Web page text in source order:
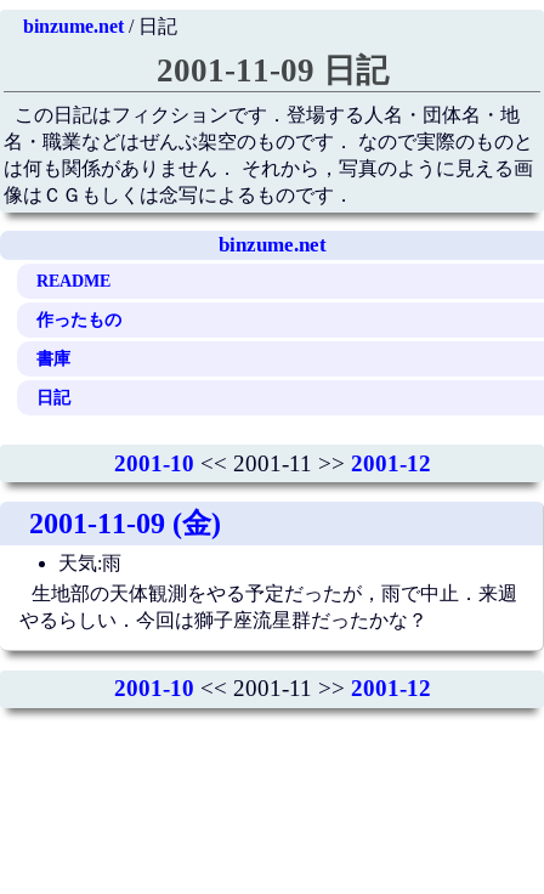
binzume.net/ 日記
2001-11-09 日記
この日記はフィクションです．登場する人名・団体名・地
名・職業などはぜんぶ架空のものです． なので実際のものと
は何も関係がありません． それから，写真のように見える画
像はＣＧもしくは念写によるものです．
binzume.net
README
作ったもの
書庫
日記
2001-10 << 2001-11 >> 2001-12
2001-11-09 (金)
天気:雨
生地部の天体観測をやる予定だったが，雨で中止．来週
やるらしい．今回は獅子座流星群だったかな？
2001-10 << 2001-11 >> 2001-12